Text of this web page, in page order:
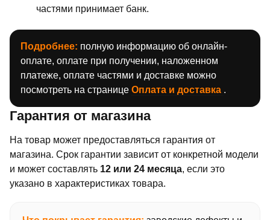
частями принимает банк.
Подробнее: полную информацию об онлайн-
оплате, оплате при получении, наложенном
платеже, оплате частями и доставке можно
посмотреть на странице Оплата и доставка .
Гарантия от магазина
На товар может предоставляться гарантия от
магазина. Срок гарантии зависит от конкретной модели
и может составлять 12 или 24 месяца, если это
указано в характеристиках товара.